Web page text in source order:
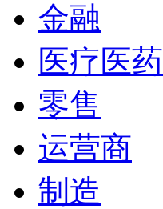
金融
医疗医药
零售
运营商
制造